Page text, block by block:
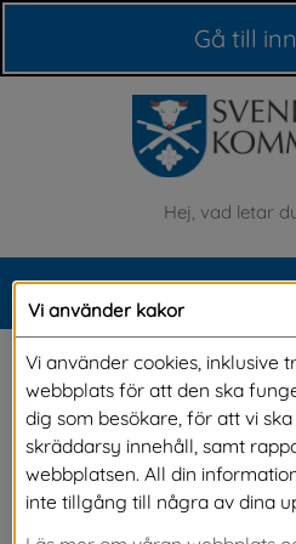
Gå till
Sök
hemmet
befinner dig
Vi använder kakor
Vi använder cookies, inklusive
webbplats för att den ska
dig som besökare, för att vi
skräddarsy innehåll, samt
webbplatsen. All din
inte tillgång till några av dina